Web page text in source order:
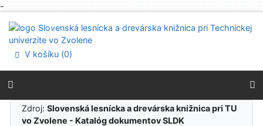
-
Prejsť na menu
Prehlásenie o webovej prístupnosti
V košíku (0)
Zdroj:Slovenská lesnícka a drevárska knižnica pri TU
vo Zvolene - Katalóg dokumentov SLDK